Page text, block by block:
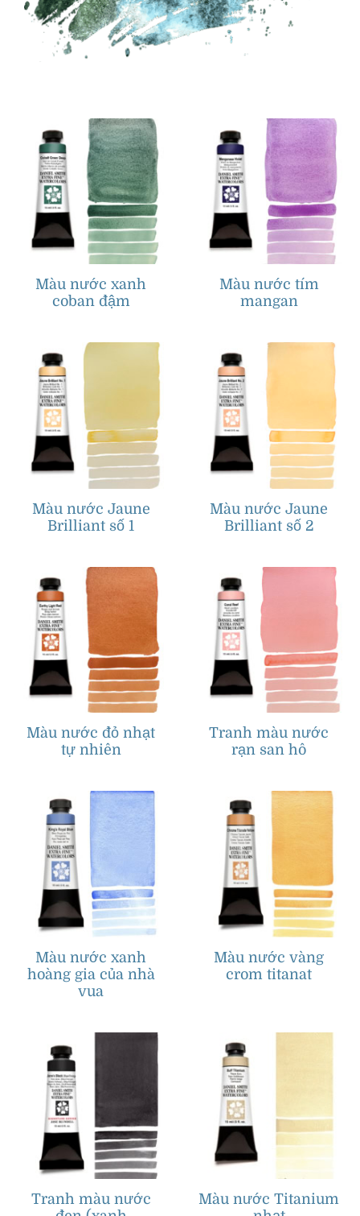
Màu nước xanh
coban đậm
Màu nước tím
mangan
Màu nước Jaune
Brilliant số 1
Màu nước Jaune
Brilliant số 2
Màu nước đỏ nhạt
tự nhiên
Tranh màu nước
rạn san hô
Màu nước xanh
hoàng gia của nhà
vua
Màu nước vàng
crom titanat
Tranh màu nước
Màu nước Titanium